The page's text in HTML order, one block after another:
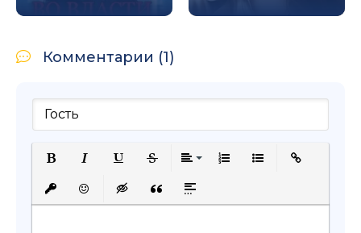
Комментарии (1)
Подчеркнутый
Вставить защищенную ссылку
Вставить смайлик
Вставка скрытого текста
Вставка цитаты
Вставка спойлера